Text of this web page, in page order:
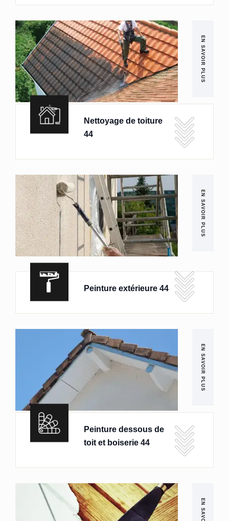
EN SAVOIR PLUS
Nettoyage de toiture
44
EN SAVOIR PLUS
Peinture extérieure 44
EN SAVOIR PLUS
Peinture dessous de
toit et boiserie 44